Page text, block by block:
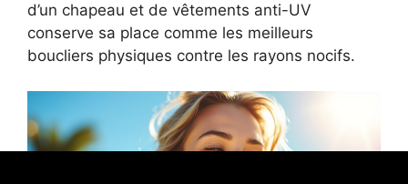
d’un chapeau et de vêtements anti-UV
conserve sa place comme les meilleurs
boucliers physiques contre les rayons nocifs.